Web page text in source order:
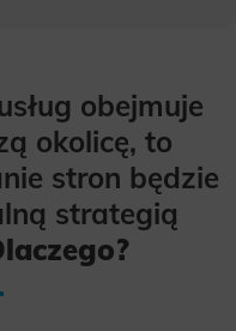
obejmuje
okolicę, to
stron będzie
strategią